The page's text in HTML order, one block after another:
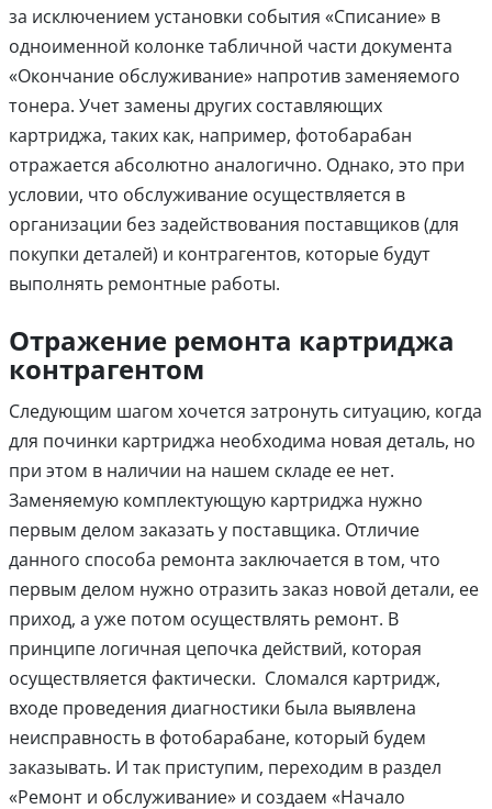
за исключением установки события «Списание» в
одноименной колонке табличной части документа
«Окончание обслуживание» напротив заменяемого
тонера. Учет замены других составляющих
картриджа, таких как, например, фотобарабан
отражается абсолютно аналогично. Однако, это при
условии, что обслуживание осуществляется в
организации без задействования поставщиков (для
покупки деталей) и контрагентов, которые будут
выполнять ремонтные работы.
Отражение ремонта картриджа
контрагентом
Следующим шагом хочется затронуть ситуацию, когда
для починки картриджа необходима новая деталь, но
при этом в наличии на нашем складе ее нет.
Заменяемую комплектующую картриджа нужно
первым делом заказать у поставщика. Отличие
данного способа ремонта заключается в том, что
первым делом нужно отразить заказ новой детали, ее
приход, а уже потом осуществлять ремонт. В
принципе логичная цепочка действий, которая
осуществляется фактически. Сломался картридж,
входе проведения диагностики была выявлена
неисправность в фотобарабане, который будем
заказывать. И так приступим, переходим в раздел
«Ремонт и обслуживание» и создаем «Начало